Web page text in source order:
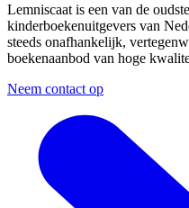
Lemniscaat is een van de
kinderboekenuitgevers van
steeds onafhankelijk,
boekenaanbod van hoge
Neem contact op